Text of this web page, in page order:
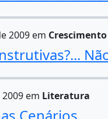
2009 em Crescimento
em Literatura